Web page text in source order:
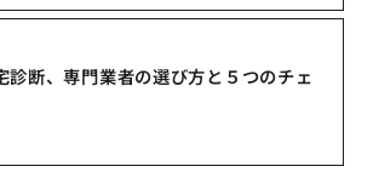
診断、専門業者の選び方と５つのチェ